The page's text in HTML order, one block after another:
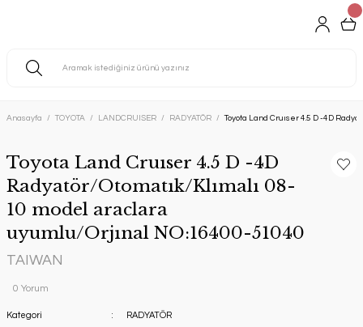
Anasayfa TOYOTA LANDCRUISER RADYATÖR Toyota Land Cruıser 4.5 D -4D
Toyota Land Cruıser 4.5 D -4D
Radyatör/Otomatık/Klımalı 08-
10 model araclara
uyumlu/Orjınal NO:16400-51040
TAIWAN
0 Yorum
Kategori
RADYATÖR